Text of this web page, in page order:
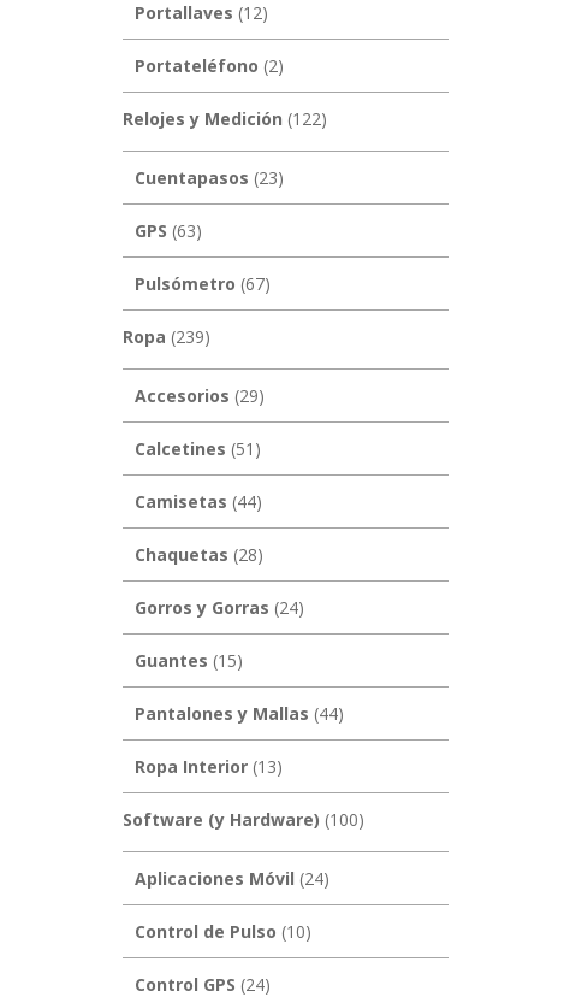
Portallaves (12)
Portateléfono (2)
Relojes y Medición (122)
Cuentapasos (23)
GPS (63)
Pulsómetro (67)
Ropa (239)
Accesorios (29)
Calcetines (51)
Camisetas (44)
Chaquetas (28)
Gorros y Gorras (24)
Guantes (15)
Pantalones y Mallas (44)
Ropa Interior(13)
Software (y Hardware) (100)
Aplicaciones Móvil (24)
Control de Pulso (10)
Control GPS (24)